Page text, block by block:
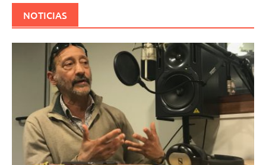
NOTICIAS